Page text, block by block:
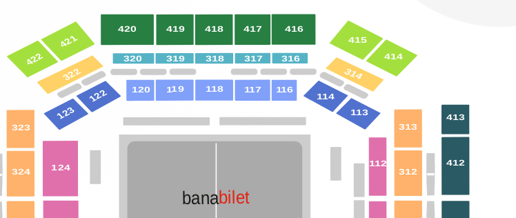
413
412
422
421 415
414
420 419 418 417 416
322 314
320 319 318 317 316
324
323 313
312
124 112
122
123
114
113
120 119 118 117 116
banabilet